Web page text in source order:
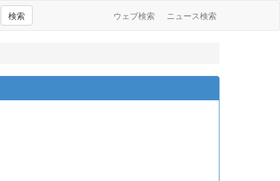
検索 ウェブ検索 ニュース検索